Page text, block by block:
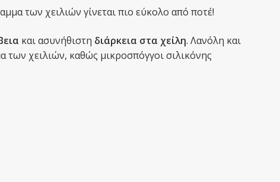
των χειλιών γίνεται πιο εύκολο από ποτέ!
και ασυνήθιστη διάρκεια στα χείλη. Λανόλη και
των χειλιών, καθώς μικροσπόγγοι σιλικόνης